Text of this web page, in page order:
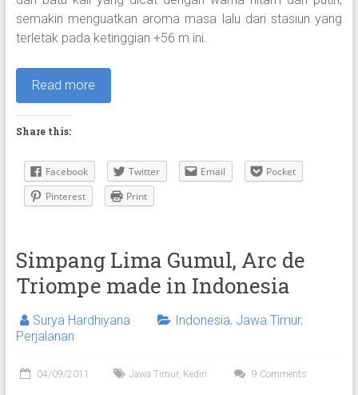
semakin menguatkan aroma masa lalu dari stasiun yang
terletak pada ketinggian +56 m ini.
Read more
Share this:
Facebook Twitter Email
Pocket
Pinterest
Print
Simpang Lima Gumul, Arc de
Triompe made in Indonesia
Surya Hardhiyana Indonesia, Jawa Timur,
Perjalanan
04/09/2011 Jawa Timur, Kediri 9 Comments